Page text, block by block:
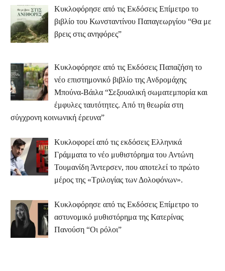
Κυκλοφόρησε από τις Εκδόσεις Επίμετρο το
βιβλίο του Κωνσταντίνου Παπαγεωργίου “Θα με
βρεις στις ανηφόρες”
Κυκλοφόρησε από τις Εκδόσεις Παπαζήση το
νέο επιστημονικό βιβλίο της Ανδρομάχης
Μπούνα-Βάιλα “Σεξουαλική σωματεμπορία και
έμφυλες ταυτότητες. Από τη θεωρία στη
σύγχρονη κοινωνική έρευνα”
Κυκλοφορεί από τις εκδόσεις Ελληνικά
Γράμματα το νέο μυθιστόρημα του Αντώνη
Τουμανίδη Άντερσεν, που αποτελεί το πρώτο
μέρος της «Τριλογίας των Δολοφόνων».
Κυκλοφόρησε από τις Εκδόσεις Επίμετρο το
αστυνομικό μυθιστόρημα της Κατερίνας
Πανούση “Οι ρόλοι”